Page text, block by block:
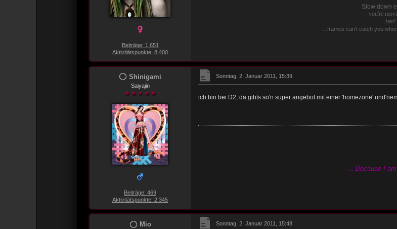
Beiträge: 1 651
Aktivitätspunkte: 8 400
Slow down
you're
fast!
...frames can't catch you
Shinigami
Saiyajin
Beiträge: 469
Aktivitätspunkte: 2 345
Sonntag, 2. Januar 2011, 15:39
ich bin bei D2, da gibts so'n super angebot mit einer 'homezone'
... Because I
Mio Sonntag, 2. Januar 2011, 15:48